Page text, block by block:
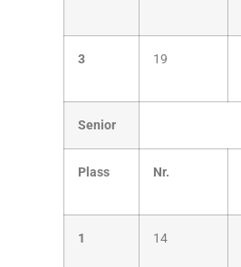
3 19
Senior
Plass Nr.
1 14